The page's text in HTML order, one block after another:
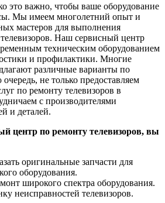
это важно, чтобы ваше оборудование
Мы имеем многолетний опыт и
мастеров для выполнения
Наш сервисный центр
техническим оборудованием
и профилактики. Многие
различные варианты по
не только предоставляем
по ремонту телевизоров в
с производителями
и деталей.
центр по ремонту телевизоров, вы
оригинальные запчасти для
оборудования.
широкого спектра оборудования.
неисправностей телевизоров.